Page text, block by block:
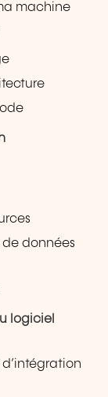
machine
données
logiciel